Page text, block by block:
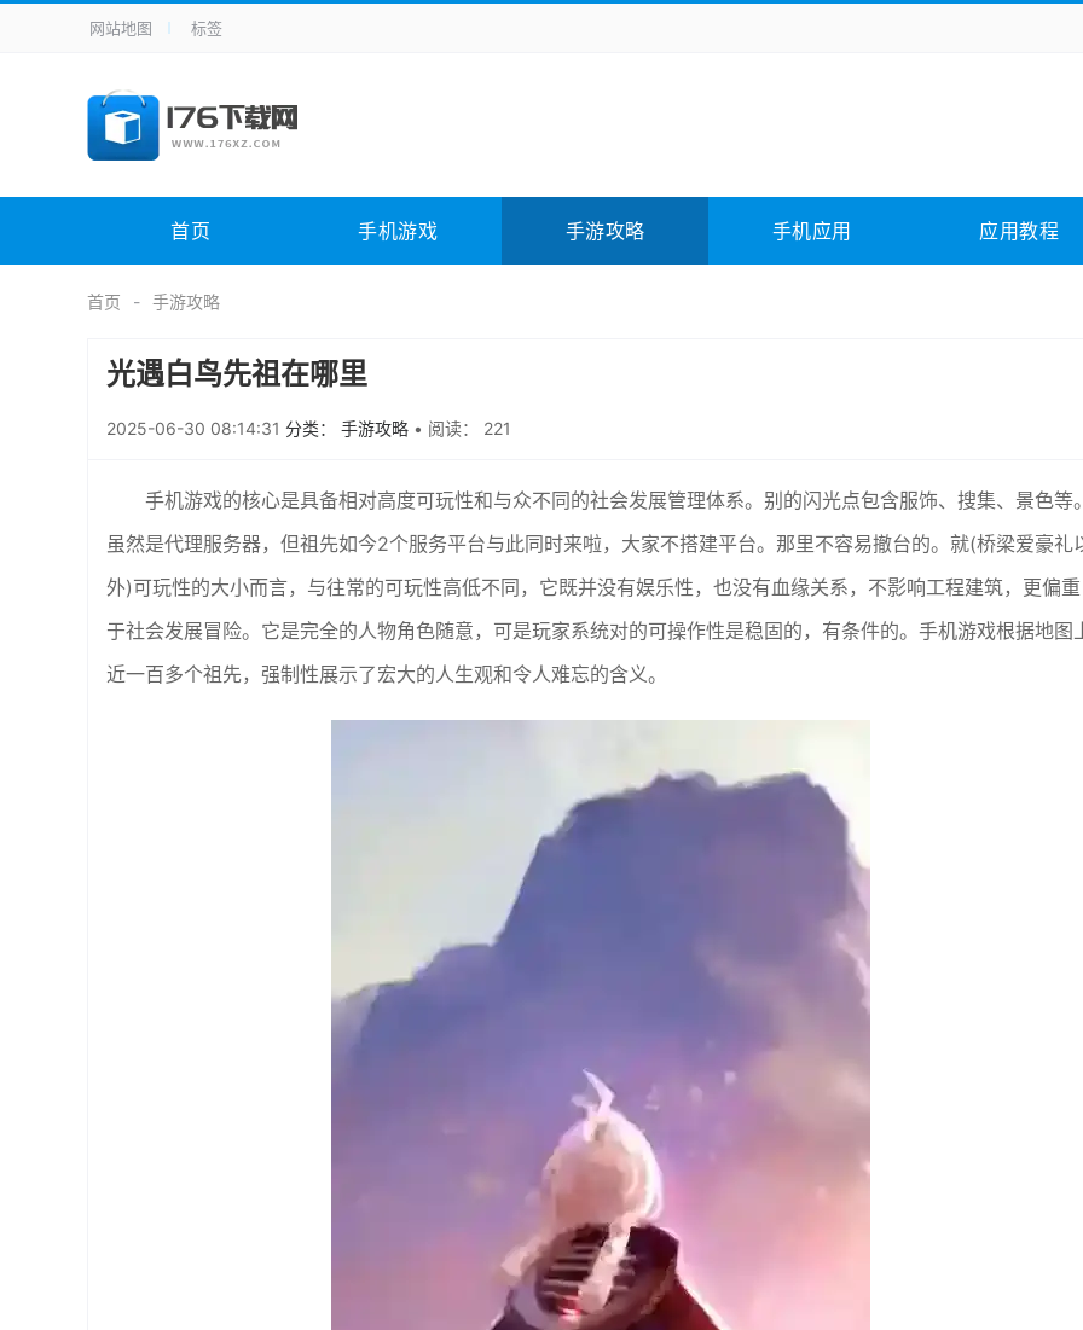
手机应用
手机游戏 体育竞技
电脑软件 其它类别 图形软件 安全相关 应用软件 影音软件 插件下载
未分类 综合其它
网站地图 标签
首页 手机游戏 手游攻略 手机应用 应用教程
首页 手游攻略
光遇白鸟先祖在哪里
2025-06-30 08:14:31 分类： 手游攻略 • 阅读： 221
手机游戏的核心是具备相对高度可玩性和与众不同的社会发展管理体系。别的闪光点包含服饰、搜集、景色等
虽然是代理服务器，但祖先如今2个服务平台与此同时来啦，大家不搭建平台。那里不容易撤台的。就(桥梁爱豪礼
外)可玩性的大小而言，与往常的可玩性高低不同，它既并没有娱乐性，也没有血缘关系，不影响工程建筑，更偏重
于社会发展冒险。它是完全的人物角色随意，可是玩家系统对的可操作性是稳固的，有条件的。手机游戏根据地图
近一百多个祖先，强制性展示了宏大的人生观和令人难忘的含义。